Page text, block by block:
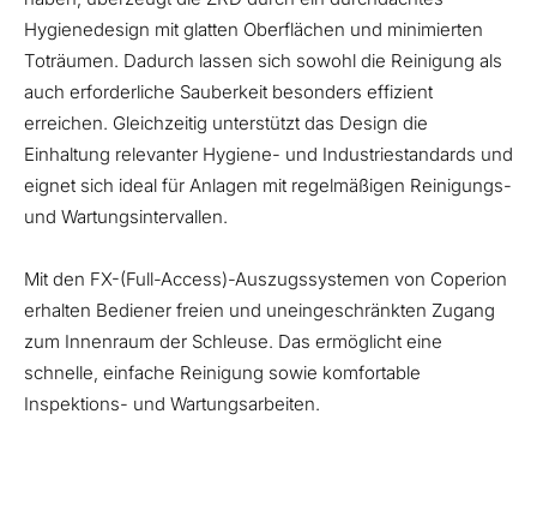
Hygienedesign mit glatten Oberflächen und minimierten
Toträumen. Dadurch lassen sich sowohl die Reinigung als
auch erforderliche Sauberkeit besonders effizient
erreichen. Gleichzeitig unterstützt das Design die
Einhaltung relevanter Hygiene- und Industriestandards und
eignet sich ideal für Anlagen mit regelmäßigen Reinigungs-
und Wartungsintervallen.
Mit den FX-(Full-Access)-Auszugssystemen von Coperion
erhalten Bediener freien und uneingeschränkten Zugang
zum Innenraum der Schleuse. Das ermöglicht eine
schnelle, einfache Reinigung sowie komfortable
Inspektions- und Wartungsarbeiten.